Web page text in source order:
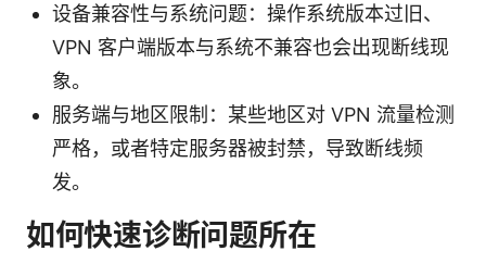
设备兼容性与系统问题：操作系统版本过旧、
VPN 客户端版本与系统不兼容也会出现断线现
象。
服务端与地区限制：某些地区对 VPN 流量检测
严格，或者特定服务器被封禁，导致断线频
发。
如何快速诊断问题所在